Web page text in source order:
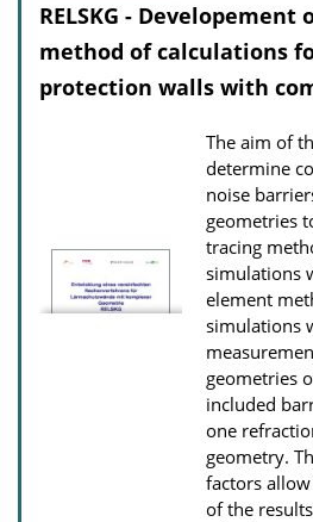
c
a
t
o
n
D
o
w
n
l
o
a
d
s
RELSKG -
method of calculations
protection walls with
The aim of
determine
noise
geometries
tracing
simulations
element
simulations
geometries
included
one
geometry.
factors
of the